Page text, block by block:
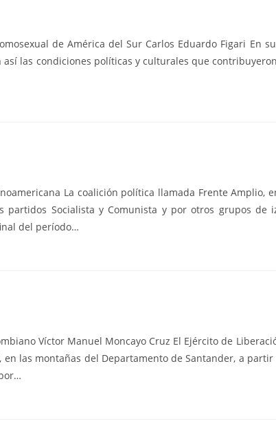
de América del Sur Carlos Eduardo Figari En
las condiciones políticas y culturales que
La coalición política llamada Frente Amplio,
Socialista y Comunista y por otros grupos de
del período…
Víctor Manuel Moncayo Cruz El Ejército de
las montañas del Departamento de Santander, a